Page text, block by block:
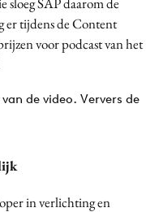
er tijdens de Content
voor podcast van het
de video. Ververs de
in verlichting en